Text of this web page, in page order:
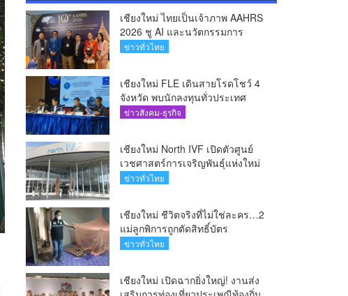
เชียงใหม่ ไทยเป็นเจ้าภาพ AAHRS
2026 ชู AI และนวัตกรรมการ
แพทย์ ผลักดัน Medical Hub และ
ข่าวทั่วไทย
เชียงใหม่ FLE เดินสายโรดโชว์ 4
จังหวัด พบนักลงทุนทั่วประเทศ
ตอกย้ำศักยภาพผู้นำธุรกิจระบบน้ำ
ข่าวสังคม-ธุรกิจ
เชียงใหม่ North IVF เปิดตัวศูนย์
เวชศาสตร์การเจริญพันธุ์แห่งใหม่
ยกระดับเชียงใหม่สู่ ศูนย์กลางการ
ข่าวทั่วไทย
เชียงใหม่ ชีวิตจริงที่ไม่ใช่ละคร…2
แม่ลูกพิการถูกตัดสิทธิ์บัตร
สวัสดิการฯ วอนรัฐทบทวนเกณฑ์
ข่าวทั่วไทย
เชียงใหม่ เปิดฉากยิ่งใหญ่! งานส่ง